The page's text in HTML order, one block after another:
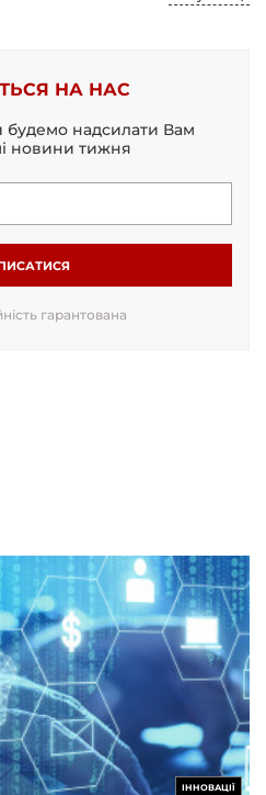
НА НАС
надсилати Вам
новини тижня
гарантована
ІННОВАЦІЇ